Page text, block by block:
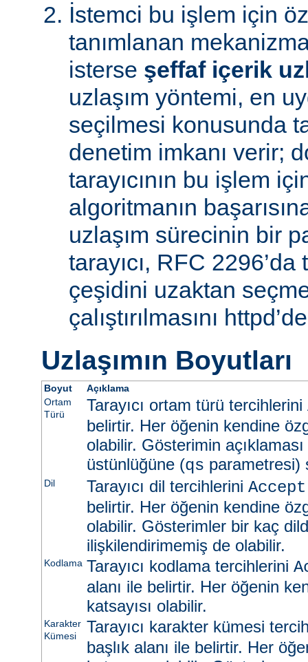
İstemci bu işlem için
tanımlanan
isterse şeffaf içerik
uzlaşım yöntemi, en
seçilmesi konusunda
denetim imkanı verir;
tarayıcının bu işlem
algoritmanın
uzlaşım sürecinin bir
tarayıcı, RFC
çeşidini uzaktan seçme
çalıştırılmasını
Uzlaşımın Boyutları
Boyut
Açıklama
Ortam
Türü
Tarayıcı ortam türü tercihlerini
belirtir. Her öğenin kendine
olabilir. Gösterimin
üstünlüğüne (qs parametresi)
Dil Tarayıcı dil tercihlerini
belirtir. Her öğenin kendine
olabilir. Gösterimler bir kaç
ilişkilendirimemiş de olabilir.
Kodlama Tarayıcı kodlama tercihlerini
alanı ile belirtir. Her öğenin
katsayısı olabilir.
Karakter
Kümesi
Tarayıcı karakter kümesi
başlık alanı ile belirtir. Her